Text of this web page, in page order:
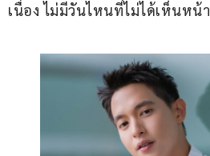
เนื่อง ไม่มีวันไหนที่ไม่ได้เห็นหน้า